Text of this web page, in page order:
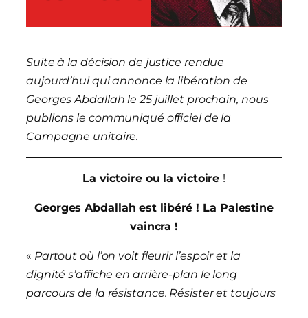
Suite à la décision de justice rendue
aujourd’hui qui annonce la libération de
Georges Abdallah le 25 juillet prochain, nous
publions le communiqué officiel de la
Campagne unitaire.
La victoire ou la victoire !
Georges Abdallah est libéré ! La Palestine
vaincra !
« Partout où l’on voit fleurir l’espoir et la
dignité s’affiche en arrière-plan le long
parcours de la résistance. Résister et toujours